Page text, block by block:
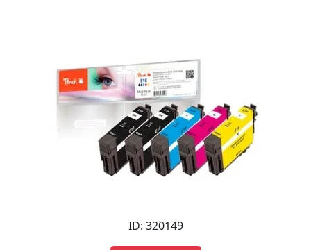
ID: 320149